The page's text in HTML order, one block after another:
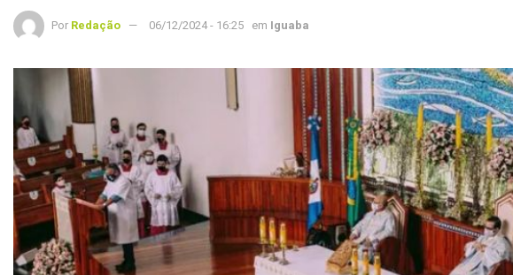
Por Redação 06/12/2024 - 16:25 em Iguaba